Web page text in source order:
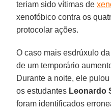
teriam sido vítimas de
xenofóbico contra os
protocolar ações.
O caso mais esdrúxulo
de um temporário
Durante a noite, ele
os estudantes Leonardo
foram identificados